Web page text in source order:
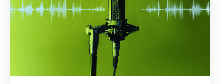
Syncasso
Podcast
Sadik